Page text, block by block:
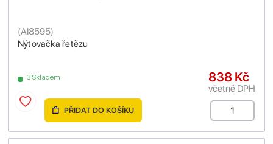
Nýtovačka řetězu
(AI8595)
3 Skladem 838 Kč
včetně DPH
PŘIDAT DO KOŠÍKU